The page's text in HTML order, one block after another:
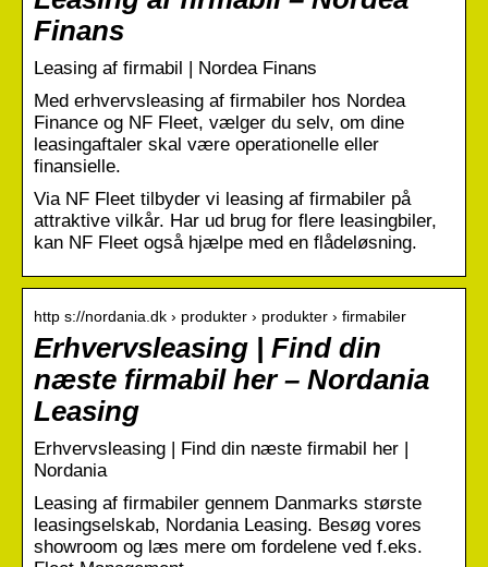
Finans
Leasing af firmabil | Nordea Finans
Med erhvervsleasing af firmabiler hos Nordea
Finance og NF Fleet, vælger du selv, om dine
leasingaftaler skal være operationelle eller
finansielle.
Via NF Fleet tilbyder vi leasing af firmabiler på
attraktive vilkår. Har ud brug for flere leasingbiler,
kan NF Fleet også hjælpe med en flådeløsning.
http s://nordania.dk › produkter › produkter › firmabiler
Erhvervsleasing | Find din
næste firmabil her – Nordania
Leasing
Erhvervsleasing | Find din næste firmabil her |
Nordania
Leasing af firmabiler gennem Danmarks største
leasingselskab, Nordania Leasing. Besøg vores
showroom og læs mere om fordelene ved f.eks.